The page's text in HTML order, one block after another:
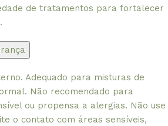
de tratamentos para fortalecer
Adequado para misturas de
Não recomendado para
ou propensa a alergias. Não use
o contato com áreas sensíveis,